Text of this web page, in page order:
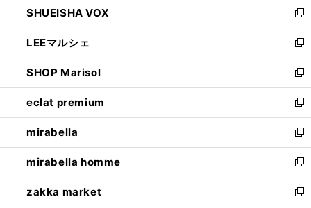
で
開
く
ド
ウ
で
開
く
ィ
ン
ド
ウ
で
開
く
い
ウ
ィ
ン
ド
ウ
で
開
く
SHUEISHA VOX
新
し
い
ウ
ィ
ン
ド
ウ
で
開
く
LEEマルシェ
新
し
い
ウ
ィ
ン
ド
ウ
で
開
く
SHOP Marisol
新
し
い
ウ
ィ
ン
ド
ウ
で
eclat premium
新
し
い
ウ
ィ
ン
ド
mirabella
新
し
い
ウ
ィ
mirabella homme
新
し
い
zakka market
新